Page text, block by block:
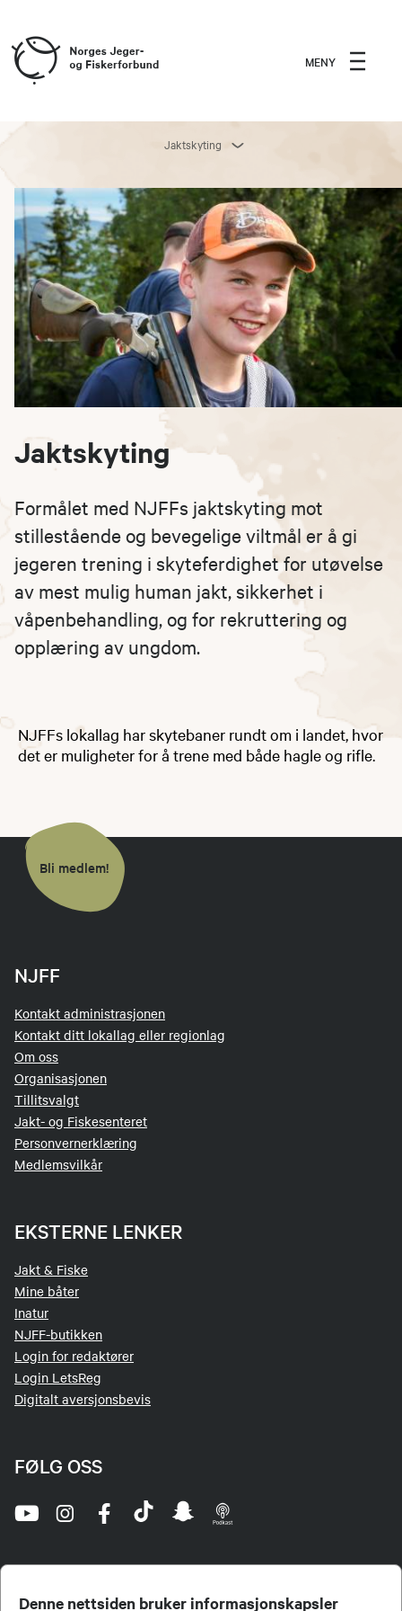
Denne nettsiden bruker informasjonskapsler
MENY
Jaktskyting
Jaktskyting
Formålet med NJFFs jaktskyting mot
stillestående og bevegelige viltmål er å gi
jegeren trening i skyteferdighet for utøvelse
av mest mulig human jakt, sikkerhet i
våpenbehandling, og for rekruttering og
opplæring av ungdom.
NJFFs lokallag har skytebaner rundt om i landet, hvor
det er muligheter for å trene med både hagle og rifle.
Bli medlem!
NJFF
Kontakt administrasjonen
Kontakt ditt lokallag eller regionlag
Om oss
Organisasjonen
Tillitsvalgt
Jakt- og Fiskesenteret
Personvernerklæring
Medlemsvilkår
EKSTERNE LENKER
Jakt & Fiske
Mine båter
Inatur
NJFF-butikken
Login for redaktører
Login LetsReg
Digitalt aversjonsbevis
FØLG OSS